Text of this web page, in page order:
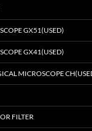
GX51(USED)
GX41(USED)
MICROSCOPE
FILTER